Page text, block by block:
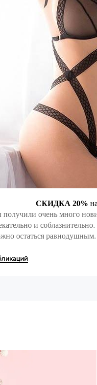
СКИДКА 20%
очень много
и
остаться